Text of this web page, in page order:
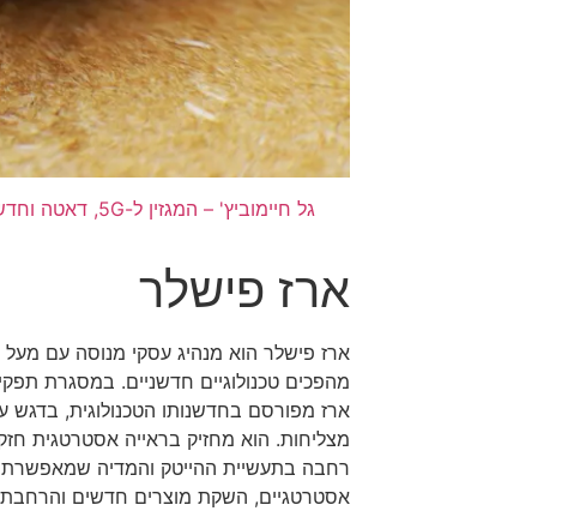
גל חיימוביץ' – המגזין ל-5G, דאטה וחדשנות דיגיטלית
ארז פישלר
ארז מפורסם בחדשנותו הטכנולוגית, בדגש
מצליחות. הוא מחזיק בראייה אסטרטגית
רחבה בתעשיית ההייטק והמדיה שמאפשרת
אסטרטגיים, השקת מוצרים חדשים והרחבת